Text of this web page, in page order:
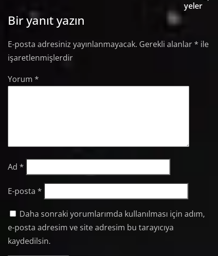
yeler
Bir yanıt yazın
E-posta adresiniz yayınlanmayacak. Gerekli alanlar* ile
işaretlenmişlerdir
Yorum *
Ad *
E-posta *
Daha sonraki yorumlarımda kullanılması için adım,
e-posta adresim ve site adresim bu tarayıcıya
kaydedilsin.